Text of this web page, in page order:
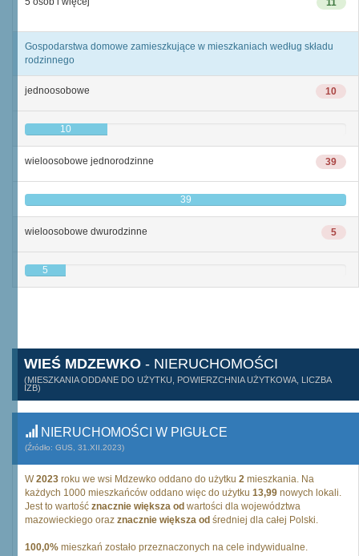
11
Gospodarstwa domowe zamieszkujące w mieszkaniach według składu
rodzinnego
10
jednoosobowe
10
39
wieloosobowe jednorodzinne
39
5
wieloosobowe dwurodzinne
5
WIEŚ MDZEWKO - NIERUCHOMOŚCI
(MIESZKANIA ODDANE DO UŻYTKU, POWIERZCHNIA UŻYTKOWA, LICZBA
IZB)
NIERUCHOMOŚCI W PIGUŁCE
(Źródło: GUS, 31.XII.2023)
W2023 roku we wsi Mdzewko oddano do użytku 2 mieszkania. Na
każdych 1000 mieszkańców oddano więc do użytku 13,99 nowych lokali.
Jest to wartość znacznie większa od wartości dla województwa
mazowieckiego oraz znacznie większa od średniej dla całej Polski.
100,0% mieszkań zostało przeznaczonych na cele indywidualne.